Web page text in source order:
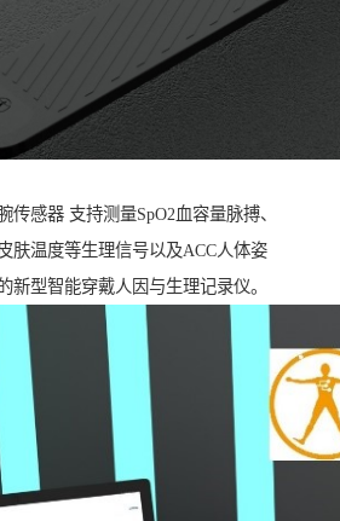
传感器 支持测量SpO2血容量脉搏、
肤温度等生理信号以及ACC人体姿
新型智能穿戴人因与生理记录仪。